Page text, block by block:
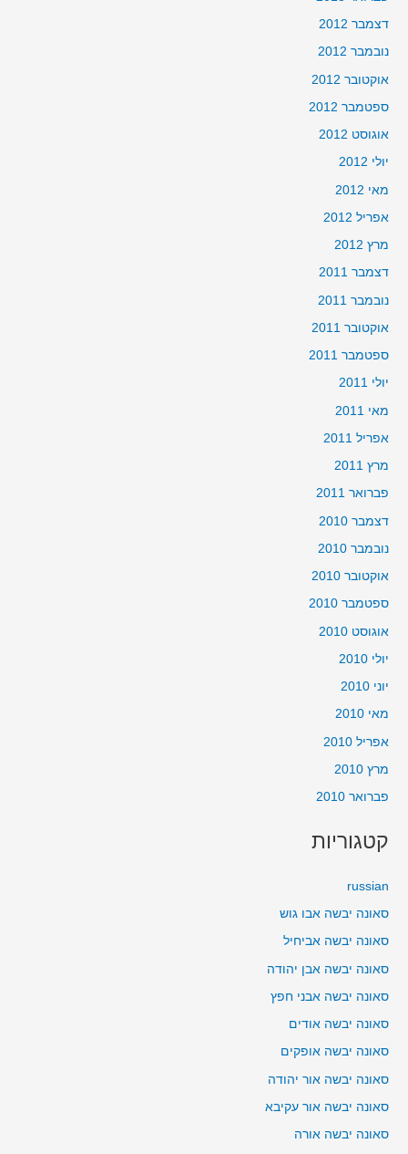
דצמבר 2012
נובמבר 2012
אוקטובר 2012
ספטמבר 2012
אוגוסט 2012
יולי 2012
מאי 2012
אפריל 2012
מרץ 2012
דצמבר 2011
נובמבר 2011
אוקטובר 2011
ספטמבר 2011
יולי 2011
מאי 2011
אפריל 2011
מרץ 2011
פברואר 2011
דצמבר 2010
נובמבר 2010
אוקטובר 2010
ספטמבר 2010
אוגוסט 2010
יולי 2010
יוני 2010
מאי 2010
אפריל 2010
מרץ 2010
פברואר 2010
קטגוריות
russian
סאונה יבשה אבו גוש
סאונה יבשה אביחיל
סאונה יבשה אבן יהודה
סאונה יבשה אבני חפץ
סאונה יבשה אודים
סאונה יבשה אופקים
סאונה יבשה אור יהודה
סאונה יבשה אור עקיבא
סאונה יבשה אורה